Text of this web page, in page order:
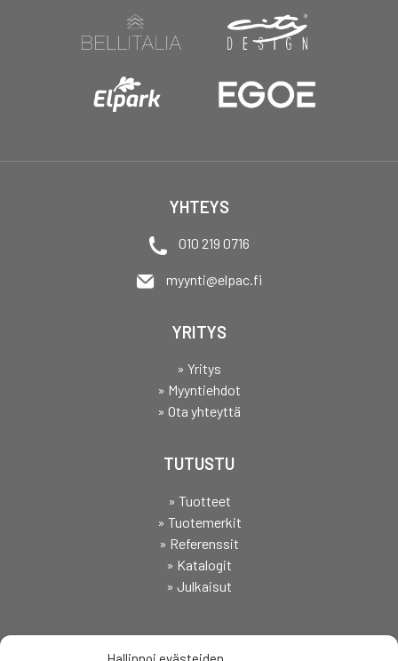
YHTEYS
010 219 0716
myynti@elpac.fi
YRITYS
» Yritys
» Myyntiehdot
» Ota yhteyttä
TUTUSTU
» Tuotteet
» Tuotemerkit
» Referenssit
» Katalogit
» Julkaisut
SEURAA